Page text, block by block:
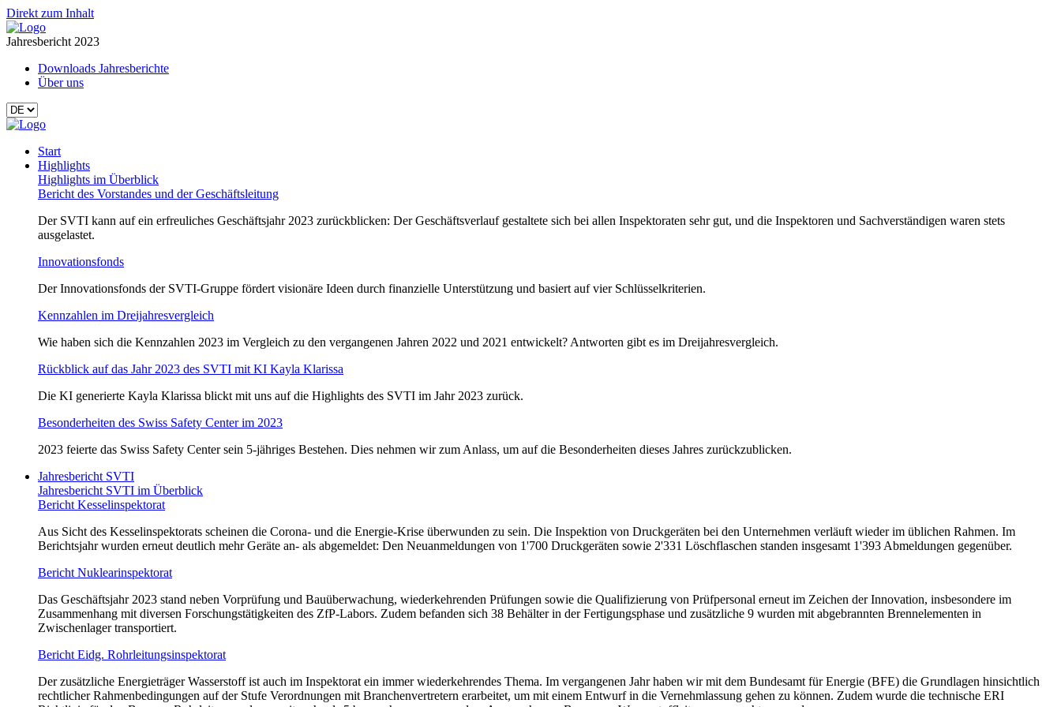
Direkt zum Inhalt
Jahresbericht 2023
Downloads Jahresberichte
Über uns
Start
Highlights
Highlights im Überblick
Bericht des Vorstandes und der Geschäftsleitung
Der SVTI kann auf ein erfreuliches Geschäftsjahr 2023 zurückblicken: Der Geschäftsverlauf gestaltete sich bei allen Inspektoraten sehr gut, und die Inspektoren und Sachverständigen waren stets
ausgelastet.
Innovationsfonds
Der Innovationsfonds der SVTI-Gruppe fördert visionäre Ideen durch finanzielle Unterstützung und basiert auf vier Schlüsselkriterien.
Kennzahlen im Dreijahresvergleich
Wie haben sich die Kennzahlen 2023 im Vergleich zu den vergangenen Jahren 2022 und 2021 entwickelt? Antworten gibt es im Dreijahresvergleich.
Rückblick auf das Jahr 2023 des SVTI mit KI Kayla Klarissa
Die KI generierte Kayla Klarissa blickt mit uns auf die Highlights des SVTI im Jahr 2023 zurück.
Besonderheiten des Swiss Safety Center im 2023
2023 feierte das Swiss Safety Center sein 5-jähriges Bestehen. Dies nehmen wir zum Anlass, um auf die Besonderheiten dieses Jahres zurückzublicken.
Jahresbericht SVTI
Jahresbericht SVTI im Überblick
Bericht Kesselinspektorat
Aus Sicht des Kesselinspektorats scheinen die Corona- und die Energie-Krise überwunden zu sein. Die Inspektion von Druckgeräten bei den Unternehmen verläuft wieder im üblichen Rahmen. Im
Berichtsjahr wurden erneut deutlich mehr Geräte an- als abgemeldet: Den Neuanmeldungen von 1'700 Druckgeräten sowie 2'331 Löschflaschen standen insgesamt 1'393 Abmeldungen gegenüber.
Bericht Nuklearinspektorat
Das Geschäftsjahr 2023 stand neben Vorprüfung und Bauüberwachung, wiederkehrenden Prüfungen sowie die Qualifizierung von Prüfpersonal erneut im Zeichen der Innovation, insbesondere im
Zusammenhang mit diversen Forschungstätigkeiten des ZfP-Labors. Zudem befanden sich 38 Behälter in der Fertigungsphase und zusätzliche 9 wurden mit abgebrannten Brennelementen in
Zwischenlager transportiert.
Bericht Eidg. Rohrleitungsinspektorat
Der zusätzliche Energieträger Wasserstoff ist auch im Inspektorat ein immer wiederkehrendes Thema. Im vergangenen Jahr haben wir mit dem Bundesamt für Energie (BFE) die Grundlagen hinsichtlich
rechtlicher Rahmenbedingungen auf der Stufe Verordnungen mit Branchenvertretern erarbeitet, um mit einem Entwurf in die Vernehmlassung gehen zu können. Zudem wurde die technische ERI